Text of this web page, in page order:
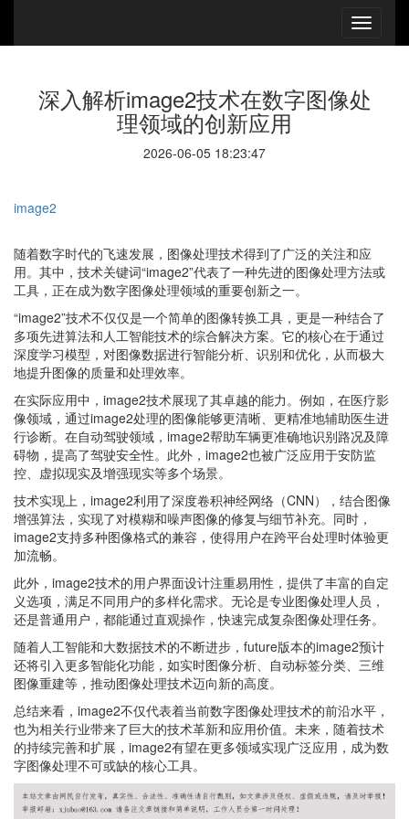
深入解析image2技术在数字图像处
理领域的创新应用
2026-06-05 18:23:47
image2
随着数字时代的飞速发展，图像处理技术得到了广泛的关注和应
用。其中，技术关键词“image2”代表了一种先进的图像处理方法或
工具，正在成为数字图像处理领域的重要创新之一。
“image2”技术不仅仅是一个简单的图像转换工具，更是一种结合了
多项先进算法和人工智能技术的综合解决方案。它的核心在于通过
深度学习模型，对图像数据进行智能分析、识别和优化，从而极大
地提升图像的质量和处理效率。
在实际应用中，image2技术展现了其卓越的能力。例如，在医疗影
像领域，通过image2处理的图像能够更清晰、更精准地辅助医生进
行诊断。在自动驾驶领域，image2帮助车辆更准确地识别路况及障
碍物，提高了驾驶安全性。此外，image2也被广泛应用于安防监
控、虚拟现实及增强现实等多个场景。
技术实现上，image2利用了深度卷积神经网络（CNN），结合图像
增强算法，实现了对模糊和噪声图像的修复与细节补充。同时，
image2支持多种图像格式的兼容，使得用户在跨平台处理时体验更
加流畅。
此外，image2技术的用户界面设计注重易用性，提供了丰富的自定
义选项，满足不同用户的多样化需求。无论是专业图像处理人员，
还是普通用户，都能通过直观操作，快速完成复杂图像处理任务。
随着人工智能和大数据技术的不断进步，future版本的image2预计
还将引入更多智能化功能，如实时图像分析、自动标签分类、三维
图像重建等，推动图像处理技术迈向新的高度。
总结来看，image2不仅代表着当前数字图像处理技术的前沿水平，
也为相关行业带来了巨大的技术革新和应用价值。未来，随着技术
的持续完善和扩展，image2有望在更多领域实现广泛应用，成为数
字图像处理不可或缺的核心工具。